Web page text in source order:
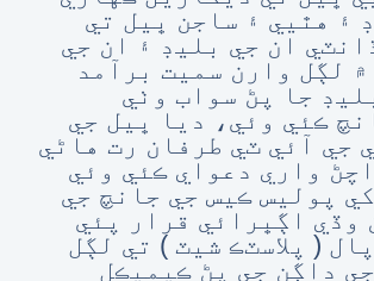
هٿيي ۽ ساجن ڀيل تي
ان جي بليڊ ۽ ان جي
لڳل وارن سميت برآمد
جا پڻ سواب وٺي
ڪئي وئي، ديا ڀيل جي
آئي ٽي طرفان رت هاڻي
واري دعواي ڪئي وئي
پوليس ڪيس جي جانچ جي
اڳڀرائي قرار پئي
( پلاسٽڪ شيٽ ) تي لڳل
داڳن جي پڻ ڪيميڪل